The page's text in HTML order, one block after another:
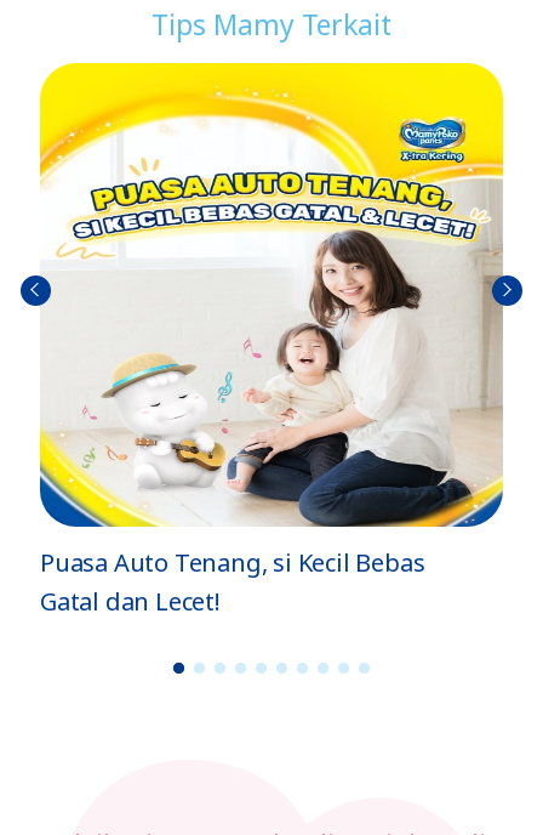
Tips Mamy Terkait
Puasa Auto Tenang, si Kecil Bebas
Gatal dan Lecet!
Sebel
umn
Berik
utny
1 2 3 4 5 6 7 8 9 1